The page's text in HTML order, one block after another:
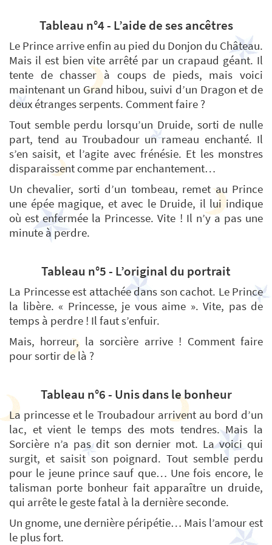
Tableau n°4 - L’aide de ses ancêtres
Le Prince arrive enfin au pied du Donjon du Château.
Mais il est bien vite arrêté par un crapaud géant. Il
tente de chasser à coups de pieds, mais voici
maintenant un Grand hibou, suivi d’un Dragon et de
deux étranges serpents. Comment faire ?
Tout semble perdu lorsqu’un Druide, sorti de nulle
part, tend au Troubadour un rameau enchanté. Il
s’en saisit, et l’agite avec frénésie. Et les monstres
disparaissent comme par enchantement…
Un chevalier, sorti d’un tombeau, remet au Prince
une épée magique, et avec le Druide, il lui indique
où est enfermée la Princesse. Vite ! Il n’y a pas une
minute à perdre.
Tableau n°5 - L’original du portrait
La Princesse est attachée dans son cachot. Le Prince
la libère. « Princesse, je vous aime ». Vite, pas de
temps à perdre ! Il faut s’enfuir.
Mais, horreur, la sorcière arrive ! Comment faire
pour sortir de là ?
Tableau n°6 - Unis dans le bonheur
La princesse et le Troubadour arrivent au bord d’un
lac, et vient le temps des mots tendres. Mais la
Sorcière n’a pas dit son dernier mot. La voici qui
surgit, et saisit son poignard. Tout semble perdu
pour le jeune prince sauf que… Une fois encore, le
talisman porte bonheur fait apparaître un druide,
qui arrête le geste fatal à la dernière seconde.
Un gnome, une dernière péripétie… Mais l’amour est
le plus fort.